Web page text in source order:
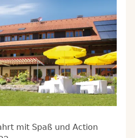
mit Spaß und Action